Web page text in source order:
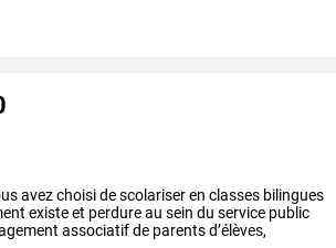
avezchoisidescolariseren classes bilingues
existeet perdureau sein du service public
associatifde parentsd’élèves,